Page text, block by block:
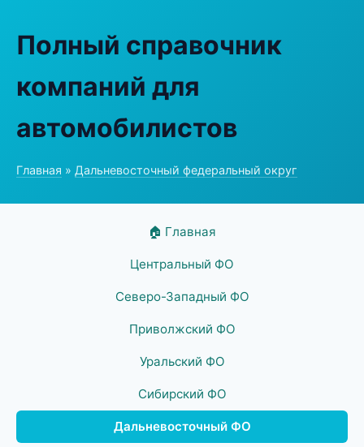
Полный справочник
компаний для
автомобилистов
Главная » Дальневосточный федеральный округ
🏠 Главная
Центральный ФО
Северо-Западный ФО
Приволжский ФО
Уральский ФО
Сибирский ФО
Дальневосточный ФО